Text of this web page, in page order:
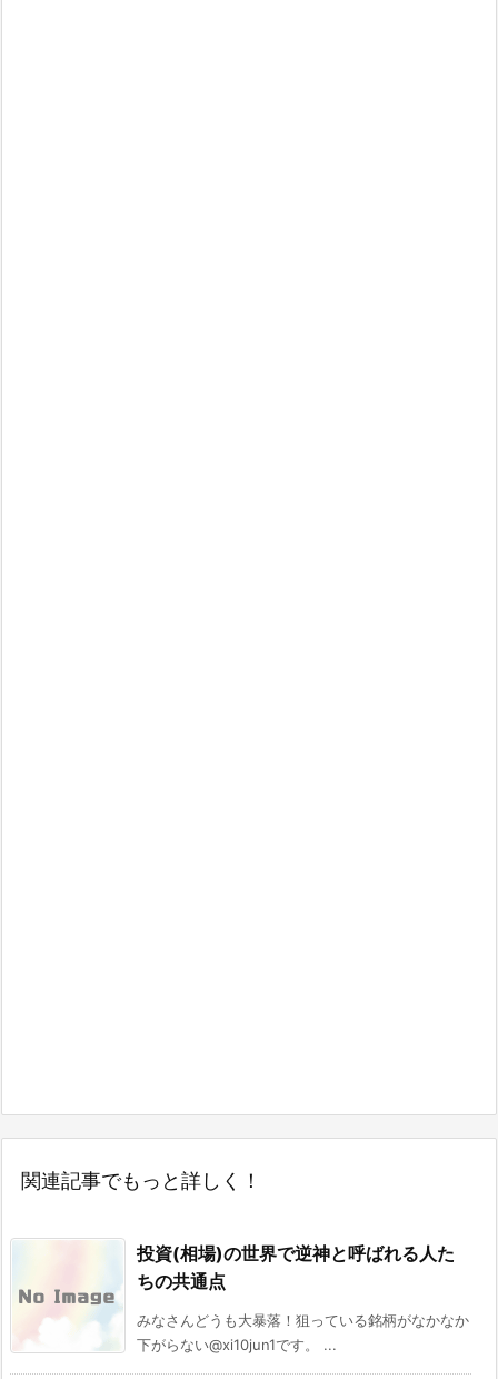
関連記事でもっと詳しく！
投資(相場)の世界で逆神と呼ばれる人た
ちの共通点
みなさんどうも大暴落！狙っている銘柄がなかなか
下がらない@xi10jun1です。 ...